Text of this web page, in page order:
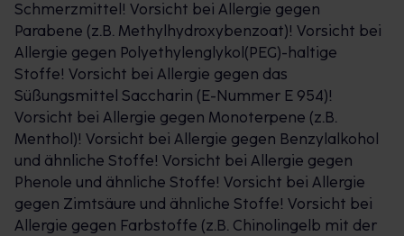
Schmerzmittel! Vorsicht bei Allergie gegen
Parabene (z.B. Methylhydroxybenzoat)! Vorsicht bei
Allergie gegen Polyethylenglykol(PEG)-haltige
Stoffe! Vorsicht bei Allergie gegen das
Süßungsmittel Saccharin (E-Nummer E 954)!
Vorsicht bei Allergie gegen Monoterpene (z.B.
Menthol)! Vorsicht bei Allergie gegen Benzylalkohol
und ähnliche Stoffe! Vorsicht bei Allergie gegen
Phenole und ähnliche Stoffe! Vorsicht bei Allergie
gegen Zimtsäure und ähnliche Stoffe! Vorsicht bei
Allergie gegen Farbstoffe (z.B. Chinolingelb mit der